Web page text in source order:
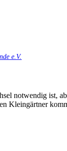
e.V.
notwendig ist,
Kleingärtner